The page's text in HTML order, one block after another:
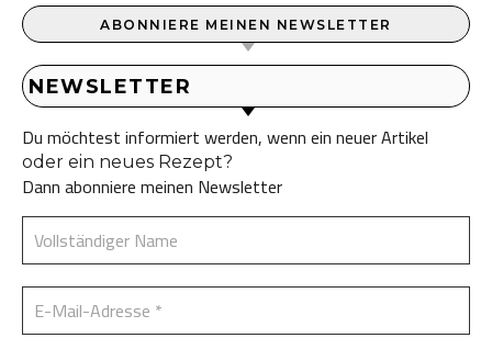
ABONNIERE MEINEN NEWSLETTER
NEWSLETTER
Du möchtest informiert werden, wenn ein neuer Artikel
oder ein neues Rezept?
Dann abonniere meinen Newsletter